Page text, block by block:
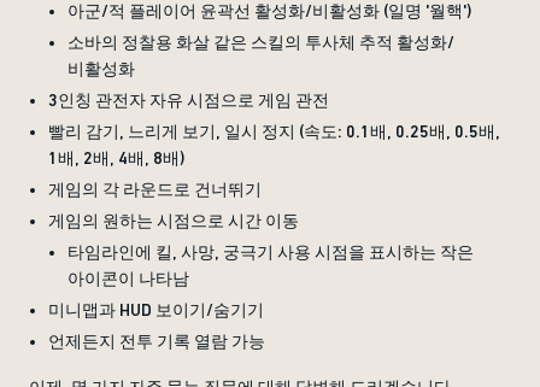
아군/적 플레이어 윤곽선 활성화/비활성화 (일명 '월핵')
소바의 정찰용 화살 같은 스킬의 투사체 추적 활성화/
비활성화
3인칭 관전자 자유 시점으로 게임 관전
빨리 감기, 느리게 보기, 일시 정지 (속도: 0.1배, 0.25배, 0.5배,
1배, 2배, 4배, 8배)
게임의 각 라운드로 건너뛰기
게임의 원하는 시점으로 시간 이동
타임라인에 킬, 사망, 궁극기 사용 시점을 표시하는 작은
아이콘이 나타남
미니맵과 HUD 보이기/숨기기
언제든지 전투 기록 열람 가능